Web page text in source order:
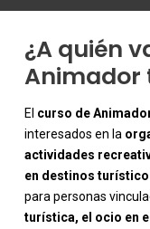
¿A quién
Animador
El curso de
interesados en la
actividades
en destinos
para personas
turística, el ocio en